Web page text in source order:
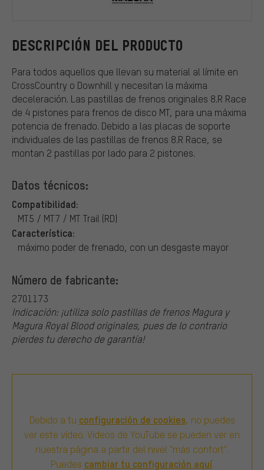
DESCRIPCIÓN DEL PRODUCTO
Para todos aquellos que llevan su material al límite en
CrossCountry o Downhill y necesitan la máxima
deceleración. Las pastillas de frenos originales 8.R Race
de 4 pistones para frenos de disco MT, para una máxima
potencia de frenado. Debido a las placas de soporte
individuales de las pastillas de frenos 8.R Race, se
montan 2 pastillas por lado para 2 pistones.
Datos técnicos:
Compatibilidad:
MT5 / MT7 / MT Trail (RD)
Característica:
máximo poder de frenado, con un desgaste mayor
Número de fabricante:
2701173
Indicación: ¡utiliza solo pastillas de frenos Magura y
Magura Royal Blood originales, pues de lo contrario
pierdes tu derecho de garantía!
Debido a tu configuración de cookies, no puedes
ver este vídeo. Videos de YouTube se pueden ver en
nuestra página a partir del nivel "más confort".
Puedes cambiar tu configuración aquí.